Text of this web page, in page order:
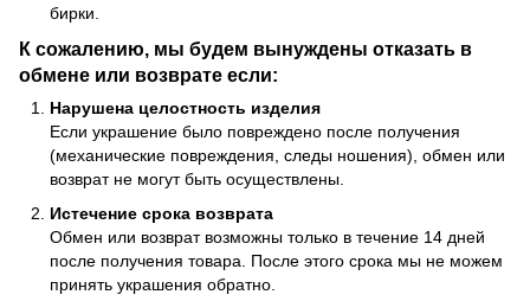
бирки.
К сожалению, мы будем вынуждены отказать в
обмене или возврате если:
Нарушена целостность изделия
Если украшение было повреждено после получения
(механические повреждения, следы ношения), обмен или
возврат не могут быть осуществлены.
Истечение срока возврата
Обмен или возврат возможны только в течение 14 дней
после получения товара. После этого срока мы не можем
принять украшения обратно.